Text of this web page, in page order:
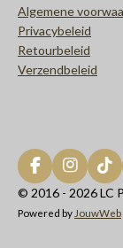
Algemene
Privacybeleid
Retourbeleid
Verzendbeleid
F
a
e
I
n
t
T
i
T
© 2016 - 2026 LC
Powered by JouwWeb